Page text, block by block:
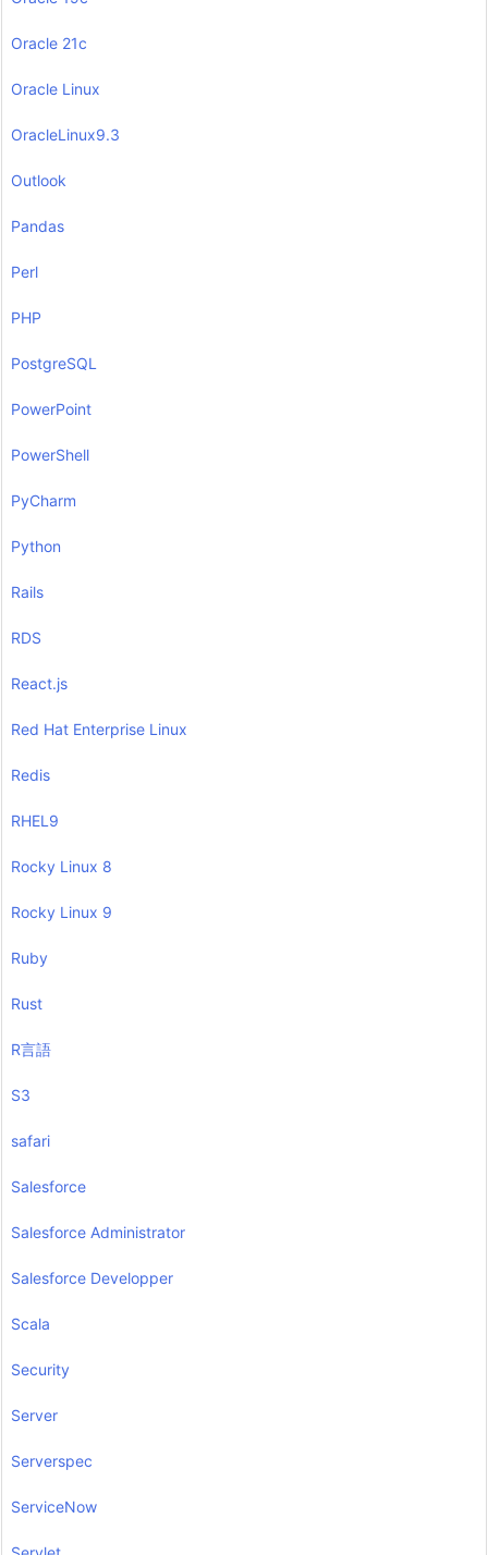
Oracle 21c
Oracle Linux
OracleLinux9.3
Outlook
Pandas
Perl
PHP
PostgreSQL
PowerPoint
PowerShell
PyCharm
Python
Rails
RDS
React.js
Red Hat Enterprise Linux
Redis
RHEL9
Rocky Linux 8
Rocky Linux 9
Ruby
Rust
R言語
S3
safari
Salesforce
Salesforce Administrator
Salesforce Developper
Scala
Security
Server
Serverspec
ServiceNow